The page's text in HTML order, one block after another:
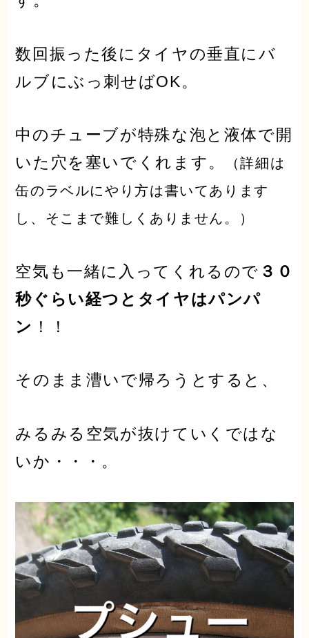
数回振った後にタイヤの垂直にバ
ルブにぶっ刺せばOK。
中のチューブが特殊な泡と液体で開
いた穴を塞いでくれます。
（詳細は
缶のラベルにやり方は書いてあります
し、そこまで難しくありません。）
空気も一緒に入ってくれるので ３０
秒ぐらい経つとタイヤはパンパ
ン ！！
そのまま漕いで帰ろうとすると、
みるみる空気が抜けていくではな
いか・・・。